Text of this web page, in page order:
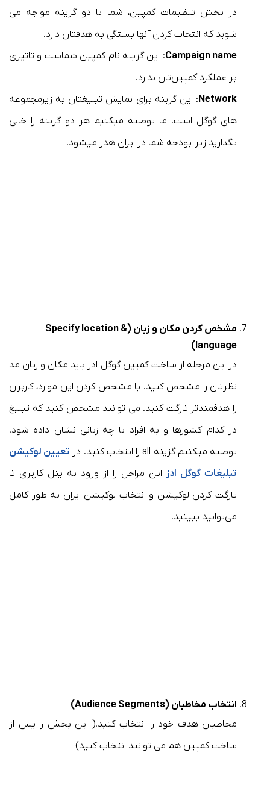
در بخش تنظیمات کمپین، شما با دو گزینه مواجه می
شوید که انتخاب کردن آنها بستگی به هدفتان دارد.
Campaign name: این گزینه نام کمپین شماست و تاثیری
بر عملکرد کمپین‌تان ندارد.
Network: این گزینه برای نمایش تبلیغتان به زیرمجموعه
های گوگل است. ما توصیه میکنیم هر دو گزینه را خالی
بگذارید زیرا بودجه شما در ایران هدر میشود.
مشخص کردن مکان و زبان (Specify location &
language)
در این مرحله از ساخت کمپین گوگل ادز باید مکان و زبان مد
نظرتان را مشخص کنید. با مشخص کردن این موارد، کاربران
را هدفمندتر تارگت کنید. می توانید مشخص کنید که تبلیغ
در کدام کشورها و به افراد با چه زبانی نشان داده شود.
توصیه میکنیم گزینه all را انتخاب کنید. در
تعیین لوکیشن
تبلیغات گوگل ادز این مراحل را از ورود به پنل کاربری تا
تارگت کردن لوکیشن و انتخاب لوکیشن ایران به طور کامل
می‌توانید ببینید.
انتخاب مخاطبان (Audience Segments)
مخاطبان هدف خود را انتخاب کنید.( این بخش را پس از
ساخت کمپین هم می توانید انتخاب کنید)